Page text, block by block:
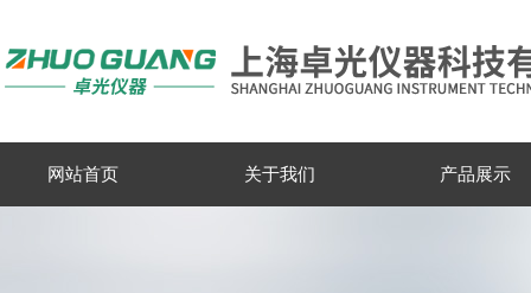
网站首页 关于我们 产品展示